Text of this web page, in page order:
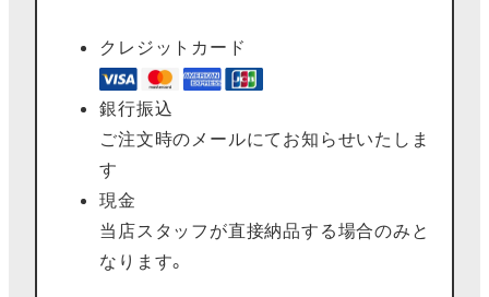
クレジットカード
銀行振込
ご注文時のメールにてお知らせいたしま
す
現金
当店スタッフが直接納品する場合のみと
なります。